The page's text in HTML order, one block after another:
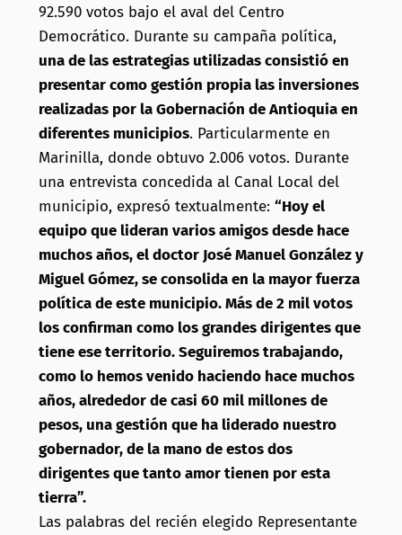
92.590 votos bajo el aval del Centro
Democrático. Durante su campaña política,
una de las estrategias utilizadas consistió en
presentar como gestión propia las inversiones
realizadas por la Gobernación de Antioquia en
diferentes municipios. Particularmente en
Marinilla, donde obtuvo 2.006 votos. Durante
una entrevista concedida al Canal Local del
municipio, expresó textualmente: “Hoy el
equipo que lideran varios amigos desde hace
muchos años, el doctor José Manuel González y
Miguel Gómez, se consolida en la mayor fuerza
política de este municipio. Más de 2 mil votos
los confirman como los grandes dirigentes que
tiene ese territorio. Seguiremos trabajando,
como lo hemos venido haciendo hace muchos
años, alrededor de casi 60 mil millones de
pesos, una gestión que ha liderado nuestro
gobernador, de la mano de estos dos
dirigentes que tanto amor tienen por esta
tierra”.
Las palabras del recién elegido Representante